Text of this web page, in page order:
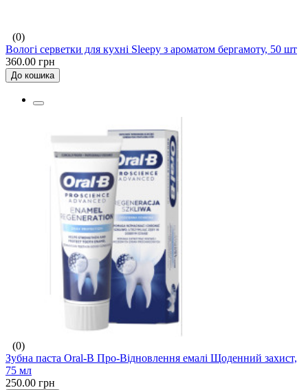
(0)
Вологі серветки для кухні Sleepy з ароматом бергамоту, 50 шт
360.00 грн
До кошика
(0)
Зубна паста Oral-B Про-Відновлення емалі Щоденний захист,
75 мл
250.00 грн